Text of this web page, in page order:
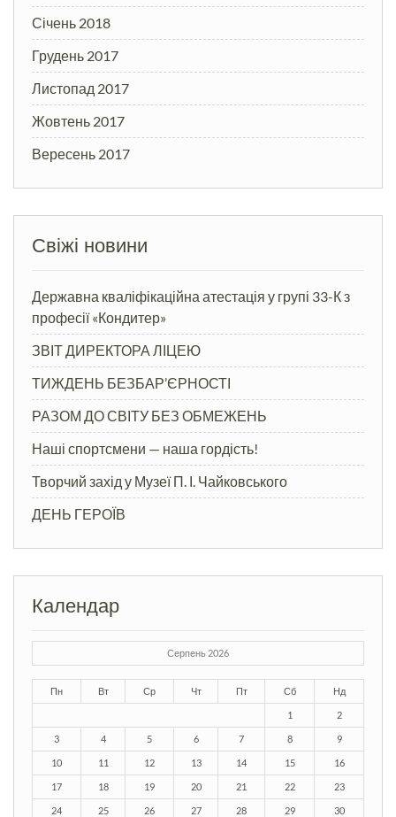
Січень 2018
Грудень 2017
Листопад 2017
Жовтень 2017
Вересень 2017
Свіжі новини
Державна кваліфікаційна атестація у групі 33-К з
професії «Кондитер»
ЗВІТ ДИРЕКТОРА ЛІЦЕЮ
ТИЖДЕНЬ БЕЗБАР’ЄРНОСТІ
РАЗОМ ДО СВІТУ БЕЗ ОБМЕЖЕНЬ
Наші спортсмени — наша гордість!
Творчий захід у Музеї П. І. Чайковського
ДЕНЬ ГЕРОЇВ
Календар
Серпень 2026
Пн Вт Ср Чт Пт Сб Нд
1 2
3 4 5 6 7 8 9
10 11 12 13 14 15 16
17 18 19 20 21 22 23
24 25 26 27 28 29 30